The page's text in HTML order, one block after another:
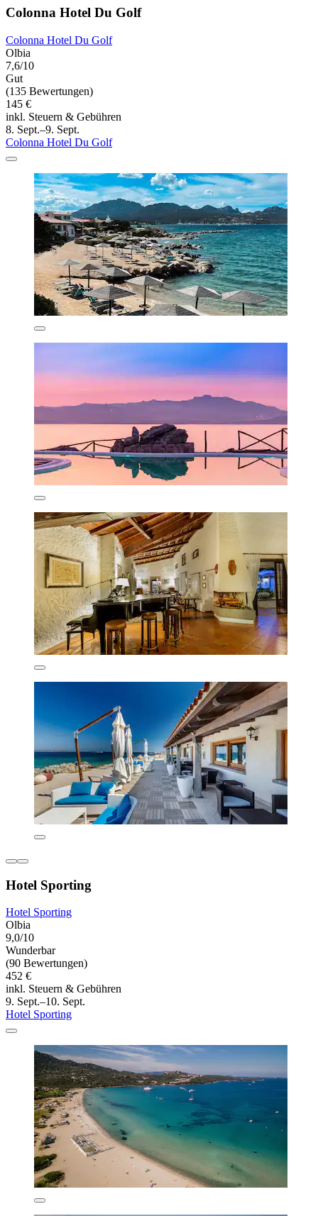
Colonna Hotel Du Golf
Colonna Hotel Du Golf
Olbia
7,6/10
Gut
(135 Bewertungen)
145 €
inkl. Steuern & Gebühren
8. Sept.–9. Sept.
Colonna Hotel Du Golf
Hotel Sporting
Hotel Sporting
Olbia
9,0/10
Wunderbar
(90 Bewertungen)
452 €
inkl. Steuern & Gebühren
9. Sept.–10. Sept.
Hotel Sporting